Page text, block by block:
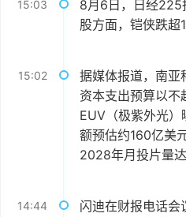
15:03
8月6日，日经225
股方面，铠侠跌超
15:02
据媒体报道，南
资本支出预算以不
EUV（极紫外光
额预估约160亿美
2028年月投片量
14:44
闪迪在财报电话